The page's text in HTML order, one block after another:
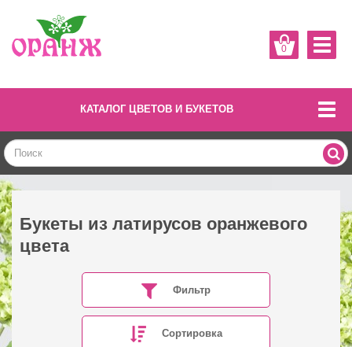
0
КАТАЛОГ ЦВЕТОВ И БУКЕТОВ
Букеты из латирусов оранжевого
цвета
Фильтр
Сортировка